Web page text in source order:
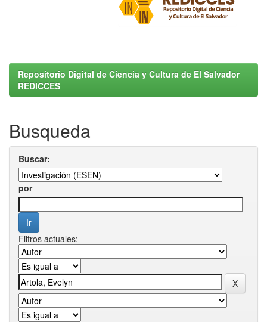
Repositorio Digital de Ciencia y Cultura de El Salvador
REDICCES
Busqueda
Buscar:
por
Filtros actuales: